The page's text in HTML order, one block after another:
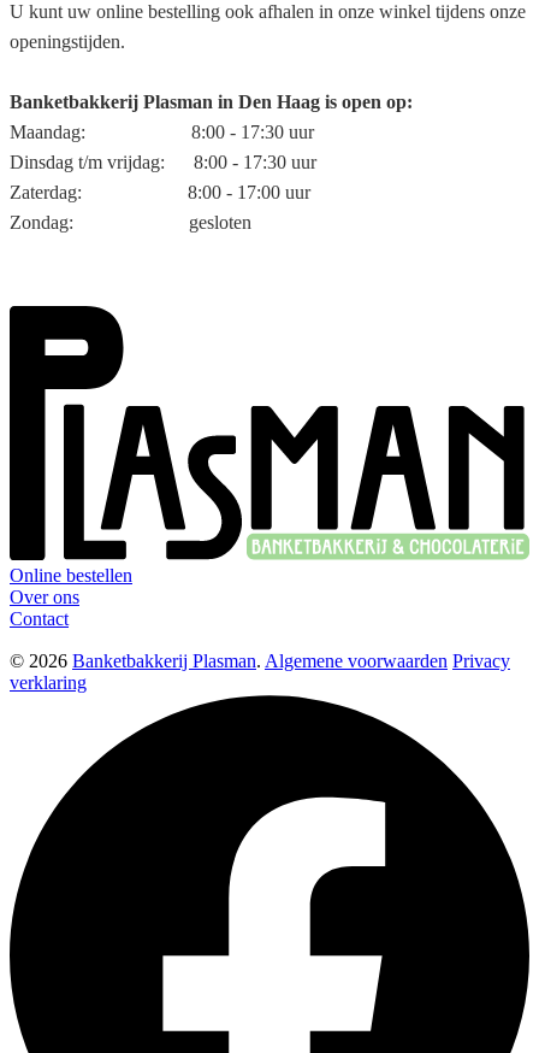
U kunt uw online bestelling ook afhalen in onze winkel tijdens onze
openingstijden.
Banketbakkerij Plasman in Den Haag is open op:
Maandag: 8:00 - 17:30 uur
Dinsdag t/m vrijdag: 8:00 - 17:30 uur
Zaterdag: 8:00 - 17:00 uur
Zondag: gesloten
Online bestellen
Over ons
Contact
© 2026 Banketbakkerij Plasman. Algemene voorwaarden Privacy
verklaring